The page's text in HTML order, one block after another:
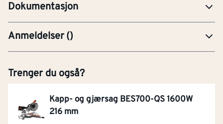
Dokumentasjon
Anmeldelser()
Trenger du også?
Kapp- og gjærsag BES700-QS 1600W
216 mm